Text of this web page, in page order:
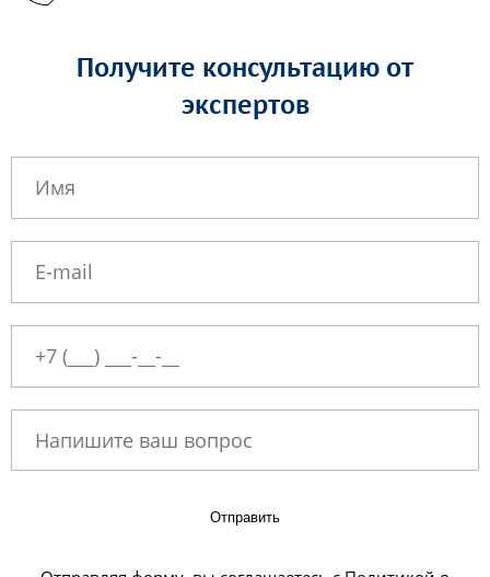
Получите консультацию от
экспертов
Отправить